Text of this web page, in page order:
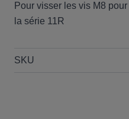
Pour visser les vis M8
la série 11R
SKU